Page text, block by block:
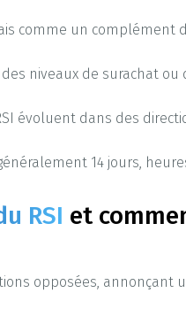
comme un
niveaux de surachat
évoluent dans des
14 jours,
RSI et
opposées,